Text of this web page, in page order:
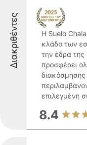
Διακριθέντες
Η Suelo
κλάδο των
την έδρα της
προσφέρει
επιλεγμένη
8.4